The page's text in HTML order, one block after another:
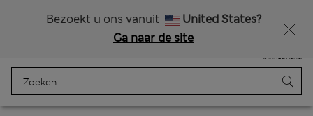
Bezoekt u ons vanuit
United States?
Ga naar de site
Winkelmand